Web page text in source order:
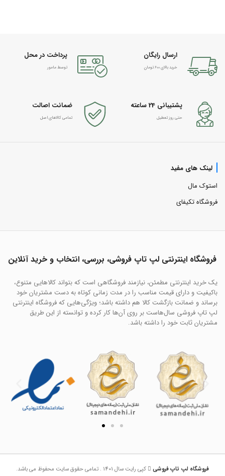
ارسال رایگان
خرید بالای 600 تومان
پرداخت در محل
توسط مامور
پشتیبانی 24 ساعته
حتی روز تعطیل
ضمانت اصالت
تمامی کالاهای اصل
لینک های مفید
استوک مال
فروشگاه تکیفای
فروشگاه اینترنتی لپ تاپ فروشی، بررسی، انتخاب و خرید آنلاین
یک خرید اینترنتی مطمئن، نیازمند فروشگاهی است که بتواند کالاهایی متنوع،
باکیفیت و دارای قیمت مناسب را در مدت زمانی کوتاه به دست مشتریان خود
برساند و ضمانت بازگشت کالا هم داشته باشد؛ ویژگی‌هایی که فروشگاه اینترنتی
لپ تاپ فروشی سال‌هاست بر روی آن‌ها کار کرده و توانسته از این طریق
مشتریان ثابت خود را داشته باشد.
فروشگاه لپ تاپ فروشی کپی رایت سال 1401 . تمامی حقوق سایت محفوظ می باشد.